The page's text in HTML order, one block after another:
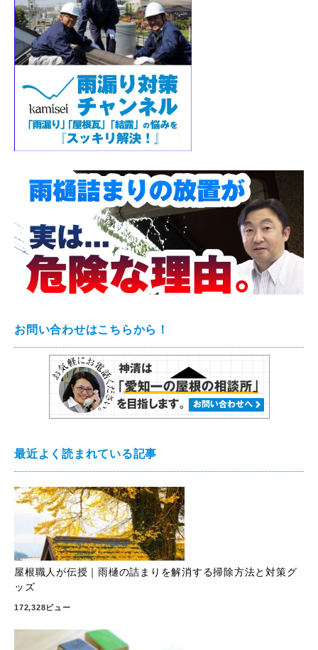
お問い合わせはこちらから！
最近よく読まれている記事
屋根職人が伝授｜雨樋の詰まりを解消する掃除方法と対策グ
ッズ
172,328ビュー